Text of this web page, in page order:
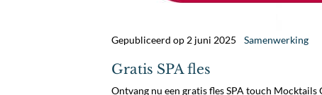
Gepubliceerd op 2 juni 2025 Samenwerking
Gratis SPA fles
Ontvang nu een gratis fles SPA touch